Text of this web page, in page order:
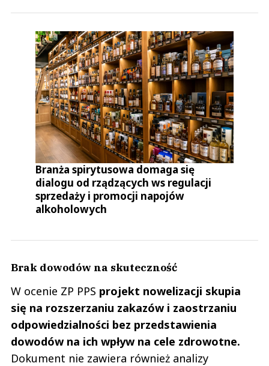
Branża spirytusowa domaga się
dialogu od rządzących ws regulacji
sprzedaży i promocji napojów
alkoholowych
Brak dowodów na skuteczność
W ocenie ZP PPS projekt nowelizacji skupia
się na rozszerzaniu zakazów i zaostrzaniu
odpowiedzialności bez przedstawienia
dowodów na ich wpływ na cele zdrowotne.
Dokument nie zawiera również analizy